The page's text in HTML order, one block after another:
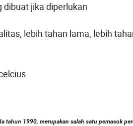
dibuat jika diperlukan
lebih tahan lama, lebih
tahun 1990, merupakan salah satu pemasok